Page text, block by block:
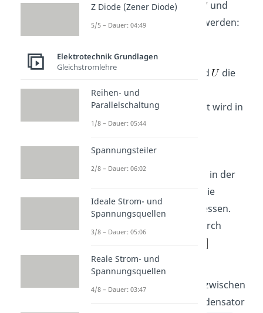
diese definiert durch ein
und
kann wie folgt berechnet werden:
Dabei ist die Ladung und
die
angelegte Spannung am
Kondensator. Die Kapazität wird in
Faradangegeben
Die Ladung wird allgemein in der
und die
Spannung in Volt
gemessen.
Ersteres lässt sich auch durch
ausdrücken.
Zusätzlich handelt es sich zwischen
den Platten im Plattenkondensator
Z Diode (Zener Diode)
5/5 – Dauer: 04:49
Elektrotechnik Grundlagen
Gleichstromlehre
Reihen- und
Parallelschaltung
1/8 – Dauer: 05:44
Spannungsteiler
2/8 – Dauer: 06:02
Ideale Strom- und
Spannungsquellen
3/8 – Dauer: 05:06
Reale Strom- und
Spannungsquellen
4/8 – Dauer: 03:47